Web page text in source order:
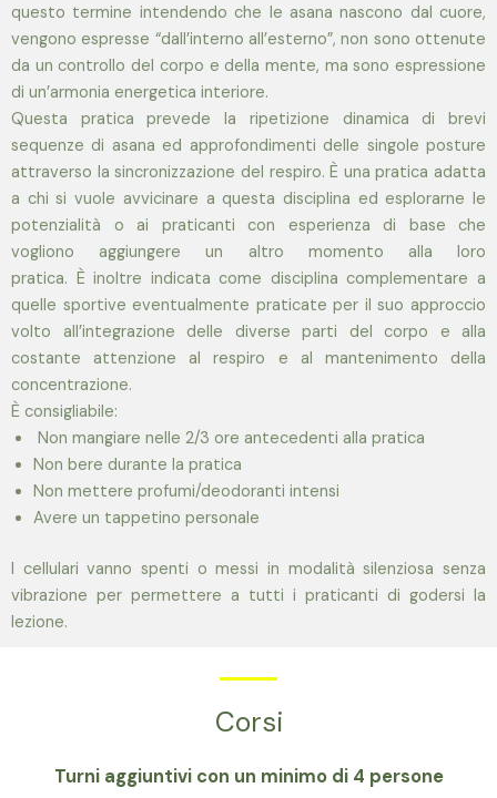
questo termine intendendo che le asana nascono dal cuore,
vengono espresse “dall’interno all’esterno”, non sono ottenute
da un controllo del corpo e della mente, ma sono espressione
di un’armonia energetica interiore.
Questa pratica prevede la ripetizione dinamica di brevi
sequenze di asana ed approfondimenti delle singole posture
attraverso la sincronizzazione del respiro. È una pratica adatta
a chi si vuole avvicinare a questa disciplina ed esplorarne le
potenzialità o ai praticanti con esperienza di base che
vogliono aggiungere un altro momento alla loro
pratica. È inoltre indicata come disciplina complementare a
quelle sportive eventualmente praticate per il suo approccio
volto all’integrazione delle diverse parti del corpo e alla
costante attenzione al respiro e al mantenimento della
concentrazione.
È consigliabile:
Non mangiare nelle 2/3 ore antecedenti alla pratica
Non bere durante la pratica
Non mettere profumi/deodoranti intensi
Avere un tappetino personale
I cellulari vanno spenti o messi in modalità silenziosa senza
vibrazione per permettere a tutti i praticanti di godersi la
lezione.
Corsi
Turni aggiuntivi con un minimo di 4 persone